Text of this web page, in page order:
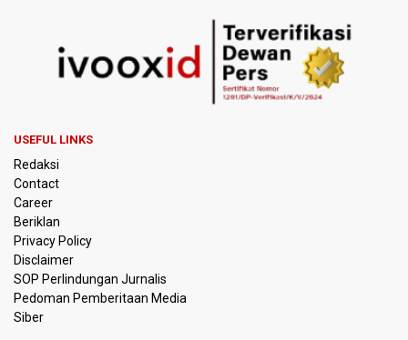
BGN Beri Batas Waktu SPPG Kantongi SLHS Paling
Febrie Adriansyah Dicecar Puluhan Pertanyaan Saat
Diperiksa di Kejagung Sebagai Tersangka
BGN Proses Pemberhentian Tidak Hormat 66 Kepala
Disiplin
SEA V Cup 2026: Timnas Voli Putri Indonesia Menang
Lawan Vietnam 3-2
Kebakaran Landa Gedung Bapenda DKI Jakarta
PSSI Evaluasi TImnas Indonesia Setelah Gagal Tembus
USEFUL LINKS
Redaksi
Contact
Career
Beriklan
Privacy Policy
Disclaimer
SOP Perlindungan Jurnalis
Pedoman Pemberitaan Media
Siber